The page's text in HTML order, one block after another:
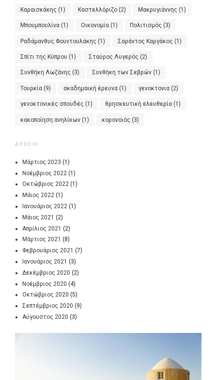
Καραισκάκης (1) Καστελλόριζο(2) Μακρυγιάννης (1)
Μπουμπουλίνα (1) Οικονομία(1) Πολιτισμός (3)
Ραδάμανθυς Φουντουλάκης (1) Σαράντος Καργάκος (1)
Σπίτι της Κύπρου (1) Σταύρος Λυγερός (2)
Συνθήκη Λωζάνης (3) Συνθήκη των Σεβρών(1)
Τουρκία (9) ακαδημαική έρευνα (1) γενοκτονια (2)
γενοκτονικές σπουδές (1) θρησκευτική ελευθερία(1)
κακοποίηση ανηλίκων (1) κορονοιός (3)
ΑΡΧΕΙΟ
Μάρτιος 2023 (1)
Νοέμβριος 2022 (1)
Οκτώβριος 2022(1)
Μάιος 2022(1)
Ιανουάριος 2022(1)
Μάιος 2021 (2)
Απρίλιος 2021 (2)
Μάρτιος 2021 (8)
Φεβρουάριος 2021 (7)
Ιανουάριος 2021 (3)
Δεκέμβριος 2020 (2)
Νοέμβριος 2020 (4)
Οκτώβριος 2020 (5)
Σεπτέμβριος 2020 (9)
Αύγουστος 2020 (3)